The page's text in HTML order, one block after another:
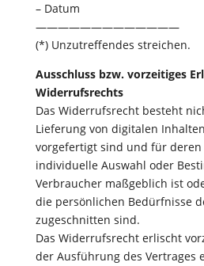
– Datum
—————————————
(*) Unzutreffendes streichen.
Ausschluss bzw. vorzeitiges
Widerrufsrechts
Das Widerrufsrecht besteht
Lieferung von digitalen
vorgefertigt sind und für
individuelle Auswahl oder
Verbraucher maßgeblich ist
die persönlichen Bedürfnisse
zugeschnitten sind.
Das Widerrufsrecht erlischt
der Ausführung des Vertrages